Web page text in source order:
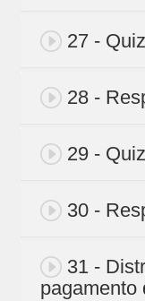
27 -
28 -
29 -
30 -
31 -
pagamento